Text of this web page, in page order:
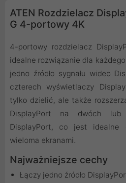
ATEN Rozdzielacz
G 4-portowy 4K
4-portowy rozdzielacz
idealne rozwiązanie dla
jedno źródło sygnału wideo
czterech wyświetlaczy
tylko dzielić, ale także
DisplayPort na dwóch lub
DisplayPort, co jest
wieloma ekranami.
Najważniejsze cechy
Łączy jedno źródło